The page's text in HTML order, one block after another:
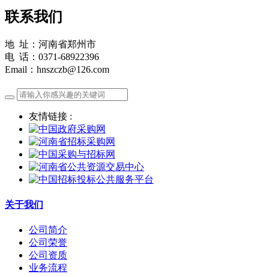
联系我们
地 址：河南省郑州市
电 话：0371-68922396
Email：hnszczb@126.com
友情链接 :
关于我们
公司简介
公司荣誉
公司资质
业务流程